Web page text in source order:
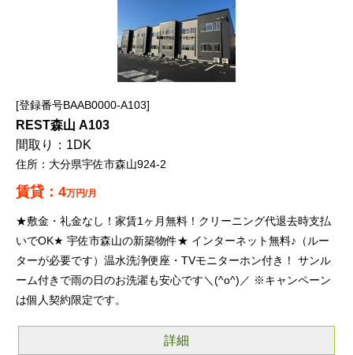
登録番号BAAB0000-A103
REST森山 A103
1DK
大分県宇佐市森山924-2
4万円/月
★敷金・礼金なし！家賃1ヶ月無料！クリーニング代退去時支払
いでOK★ 宇佐市森山の新築物件★ インターネット無料♪（ルー
ターが必要です）温水洗浄便座・TVモニターホン付き！ サンル
ーム付きで雨の日のお洗濯も安心です＼(^o^)／ ※キャンペーン
は個人契約限定です。
詳細